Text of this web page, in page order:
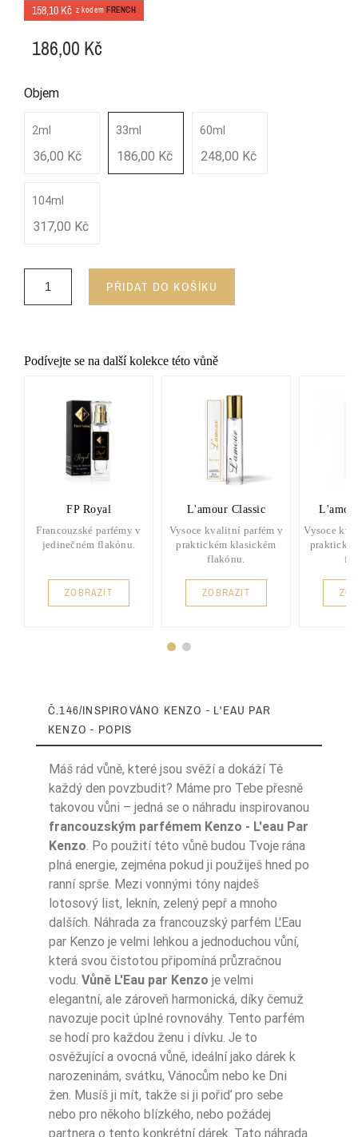
158,10 Kč z kodem FRENCH
186,00 Kč
Objem
2ml
36,00 Kč
33ml
186,00 Kč
60ml
248,00 Kč
104ml
317,00 Kč
PŘIDAT DO KOŠÍKU
Podívejte se na další kolekce této vůně
FP Royal
Francouzské parfémy v
jedinečném flakónu.
ZOBRAZIT
L'amour Classic
Vysoce kvalitní parfém v
praktickém klasickém
flakónu.
ZOBRAZIT
Vysoce
Č.146/INSPIROVÁNO KENZO - L'EAU PAR
KENZO - POPIS
Máš rád vůně, které jsou svěží a dokáží Tě
každý den povzbudit? Máme pro Tebe přesně
takovou vůni – jedná se o náhradu inspirovanou
francouzským parfémem Kenzo - L'eau Par
Kenzo. Po použití této vůně budou Tvoje rána
plná energie, zejména pokud ji použiješ hned po
ranní sprše. Mezi vonnými tóny najdeš
lotosový list, leknín, zelený pepř a mnoho
dalších. Náhrada za francouzský parfém L'Eau
par Kenzo je velmi lehkou a jednoduchou vůní,
která svou čistotou připomíná průzračnou
vodu. Vůně L'Eau par Kenzo je velmi
elegantní, ale zároveň harmonická, díky čemuž
navozuje pocit úplné rovnováhy. Tento parfém
se hodí pro každou ženu i dívku. Je to
osvěžující a ovocná vůně, ideální jako dárek k
narozeninám, svátku, Vánocům nebo ke Dni
žen. Musíš ji mít, takže si ji pořiď pro sebe
nebo pro někoho blízkého, nebo požádej
partnera o tento konkrétní dárek. Tato náhrada
Typ Zapachu Kwiatowe
Typ Zapachu Akwatyczne
Typ Zapachu Świeże
Typ Zapachu Sportowe
Pora Roku Lato
Sugerowane Uży
Cie
Na dzień
Intensywność Lekki
Nuty Głowy mandarynka